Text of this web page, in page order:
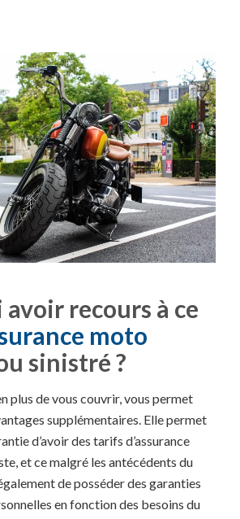
recours à ce
moto
sinistré ?
plus de vous couvrir, vous permet
supplémentaires. Elle permet
d’avoir des tarifs d’assurance
et ce malgré les antécédents du
de posséder des garanties
en fonction des besoins du